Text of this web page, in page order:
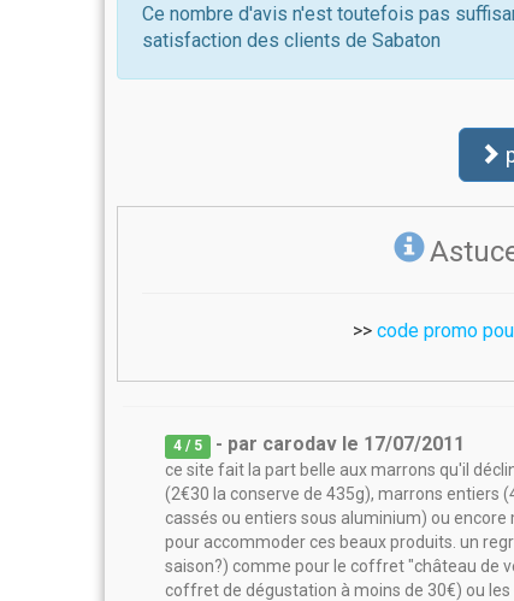
Ce nombre d'avis n'est toutefois pas
satisfaction des clients de Sabaton
>>code promo
4 / 5 - par carodav le 17/07/2011
ce site fait la part belle aux marrons qu'il
(2€30 la conserve de 435g), marrons entiers
cassés ou entiers sous aluminium) ou
pour accommoder ces beaux produits. un
saison?) comme pour le coffret "château de
coffret de dégustation à moins de 30€) ou